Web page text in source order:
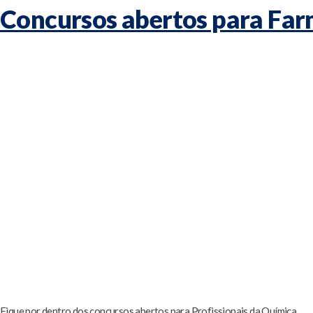
Concursos abertos para